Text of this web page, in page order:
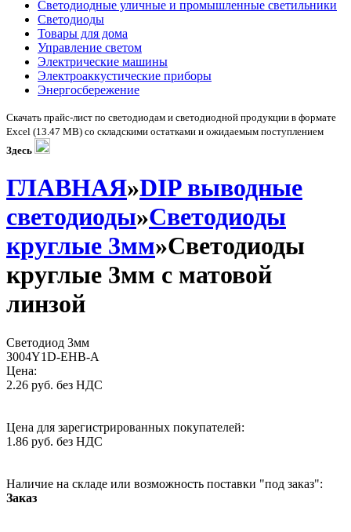
Светодиодные уличные и промышленные светильники
Светодиоды
Товары для дома
Управление светом
Электрические машины
Электроаккустические приборы
Энергосбережение
Скачать прайс-лист по светодиодам и светодиодной продукции в формате
Excel (13.47 MB) со складскими остатками и ожидаемым поступлением
Здесь
ГЛАВНАЯ»DIP выводные
светодиоды»Светодиоды
круглые 3мм»Светодиоды
круглые 3мм с матовой
линзой
Светодиод 3мм
3004Y1D-EHB-A
Цена:
2.26 руб. без НДС
Цена для зарегистрированных покупателей:
1.86 руб. без НДС
Наличие на складе или возможность поставки "под заказ":
Заказ